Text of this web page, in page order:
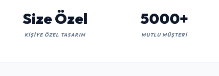
Size Özel
KIŞIYE ÖZEL TASARIM
5000+
MUTLU MÜŞTERI